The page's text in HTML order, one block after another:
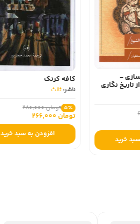
-
تاریخ‌ نگاری‌
خرید
کافه کرنک
ناشر:ثالث
5٪ تومان 280,000
تومان 266,000
افزودن به سبد خرید